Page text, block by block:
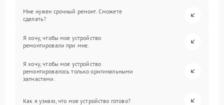
Мне нужен срочный ремонт. Сможете
сделать?
Я хочу, чтобы мое устройство
ремонтировали при мне.
Я хочу, чтобы мое устройство
ремонтировалось только оригинальными
запчастями.
Как я узнаю, что мое устройство готово?